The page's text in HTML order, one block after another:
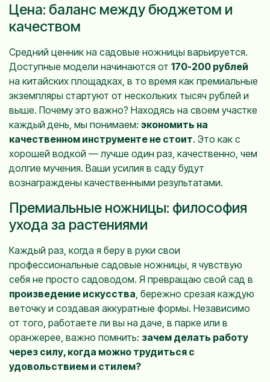
Цена: баланс между бюджетом и
качеством
Средний ценник на садовые ножницы варьируется.
Доступные модели начинаются от 170-200 рублей
на китайских площадках, в то время как премиальные
экземпляры стартуют от нескольких тысяч рублей и
выше. Почему это важно? Находясь на своем участке
каждый день, мы понимаем: экономить на
качественном инструменте не стоит. Это как с
хорошей водкой — лучше один раз, качественно, чем
долгие мучения. Ваши усилия в саду будут
вознаграждены качественными результатами.
Премиальные ножницы: философия
ухода за растениями
Каждый раз, когда я беру в руки свои
профессиональные садовые ножницы, я чувствую
себя не просто садоводом. Я превращаю свой сад в
произведение искусства, бережно срезая каждую
веточку и создавая аккуратные формы. Независимо
от того, работаете ли вы на даче, в парке или в
оранжерее, важно помнить: зачем делать работу
через силу, когда можно трудиться с
удовольствием и стилем?